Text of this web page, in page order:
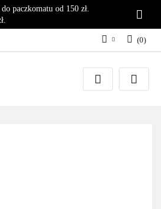
paczkomatu od 150 zł.
Zaloguj się
Załóż konto
(0)